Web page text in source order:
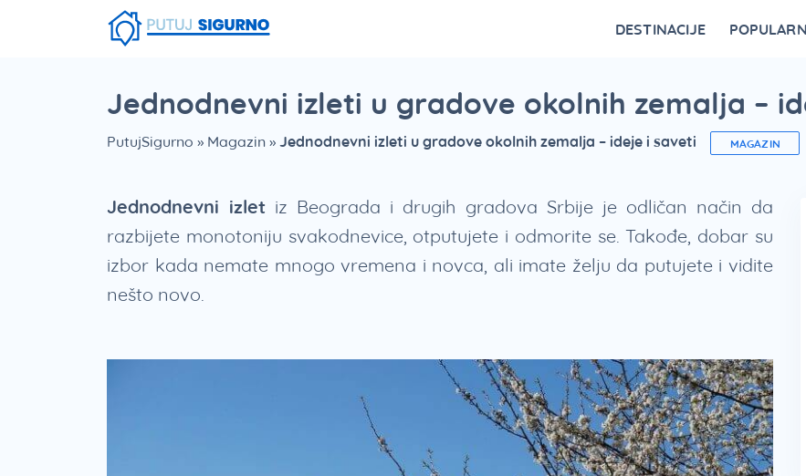
DESTINACIJE
Jednodnevni izleti u gradove okolnih zemalja –
PutujSigurno » Magazin » Jednodnevni izleti u gradove okolnih zemalja – ideje i saveti MAGAZIN
Jednodnevni izlet iz Beograda i drugih gradova Srbije je odličan način da
razbijete monotoniju svakodnevice, otputujete i odmorite se. Takođe, dobar su
izbor kada nemate mnogo vremena i novca, ali imate želju da putujete i vidite
nešto novo.